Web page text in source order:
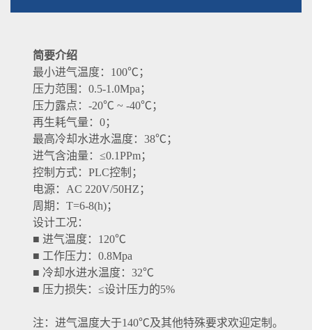
简要介绍
最小进气温度：100℃；
压力范围：0.5-1.0Mpa；
压力露点：-20℃ ~ -40℃；
再生耗气量：0；
最高冷却水进水温度：38℃；
进气含油量：≤0.1PPm；
控制方式：PLC控制；
电源：AC 220V/50HZ；
周期：T=6-8(h)；
设计工况：
■ 进气温度：120℃
■ 工作压力：0.8Mpa
■ 冷却水进水温度：32℃
■ 压力损失：≤设计压力的5%
注：进气温度大于140℃及其他特殊要求欢迎定制。